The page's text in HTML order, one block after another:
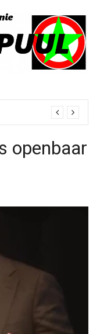
openbaar